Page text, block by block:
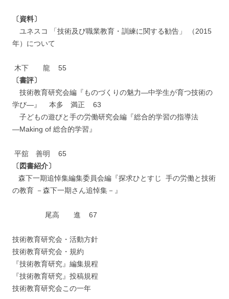
〔資料〕
ユネスコ 「技術及び職業教育・訓練に関する勧告」 （2015
年）について
木下 龍 55
〔書評〕
技術教育研究会編『ものづくりの魅力―中学生が育つ技術の
学び―』 本多 満正 63
子どもの遊びと手の労働研究会編『総合的学習の指導法
―Making of 総合的学習』
平舘 善明 65
〔図書紹介〕
森下一期追悼集編集委員会編『探求ひとすじ 手の労働と技術
の教育 －森下一期さん追悼集－』
尾高 進 67
技術教育研究会・活動方針
技術教育研究会・規約
『技術教育研究』編集規程
『技術教育研究』投稿規程
技術教育研究会この一年